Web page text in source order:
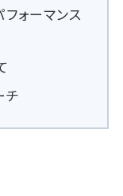
ォーマンス
チ